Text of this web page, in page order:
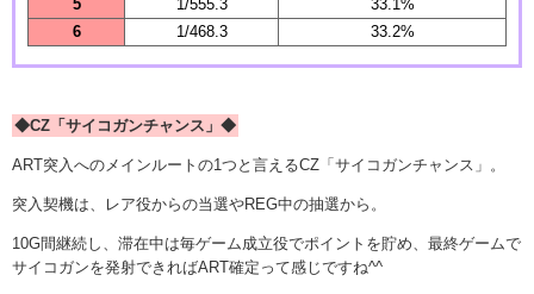
5
1/555.3
33.1%
6
1/468.3 33.2%
◆CZ「サイコガンチャンス」◆
ART突入へのメインルートの1つと言えるCZ「サイコガンチャンス」。
突入契機は、レア役からの当選やREG中の抽選から。
10G間継続し、滞在中は毎ゲーム成立役でポイントを貯め、最終ゲームで
サイコガンを発射できればART確定って感じですね^^